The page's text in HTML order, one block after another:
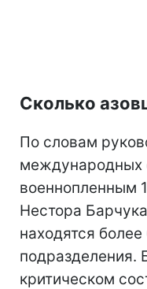
Сколько
По словам
международных
военнопленным
Нестора
находятся
подразделения.
критическом